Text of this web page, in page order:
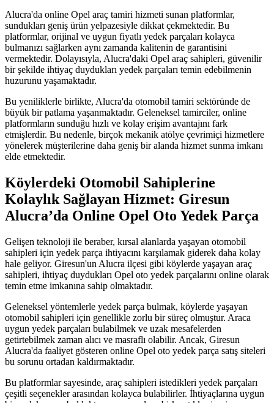
Alucra'da online Opel araç tamiri hizmeti sunan platformlar,
sundukları geniş ürün yelpazesiyle dikkat çekmektedir. Bu
platformlar, orijinal ve uygun fiyatlı yedek parçaları kolayca
bulmanızı sağlarken aynı zamanda kalitenin de garantisini
vermektedir. Dolayısıyla, Alucra'daki Opel araç sahipleri, güvenilir
bir şekilde ihtiyaç duydukları yedek parçaları temin edebilmenin
huzurunu yaşamaktadır.
Bu yeniliklerle birlikte, Alucra'da otomobil tamiri sektöründe de
büyük bir patlama yaşanmaktadır. Geleneksel tamirciler, online
platformların sunduğu hızlı ve kolay erişim avantajını fark
etmişlerdir. Bu nedenle, birçok mekanik atölye çevrimiçi hizmetlere
yönelerek müşterilerine daha geniş bir alanda hizmet sunma imkanı
elde etmektedir.
Köylerdeki Otomobil Sahiplerine
Kolaylık Sağlayan Hizmet: Giresun
Alucra’da Online Opel Oto Yedek Parça
Gelişen teknoloji ile beraber, kırsal alanlarda yaşayan otomobil
sahipleri için yedek parça ihtiyacını karşılamak giderek daha kolay
hale geliyor. Giresun'un Alucra ilçesi gibi köylerde yaşayan araç
sahipleri, ihtiyaç duydukları Opel oto yedek parçalarını online olarak
temin etme imkanına sahip olmaktadır.
Geleneksel yöntemlerle yedek parça bulmak, köylerde yaşayan
otomobil sahipleri için genellikle zorlu bir süreç olmuştur. Araca
uygun yedek parçaları bulabilmek ve uzak mesafelerden
getirtebilmek zaman alıcı ve masraflı olabilir. Ancak, Giresun
Alucra'da faaliyet gösteren online Opel oto yedek parça satış siteleri
bu sorunu ortadan kaldırmaktadır.
Bu platformlar sayesinde, araç sahipleri istedikleri yedek parçaları
çeşitli seçenekler arasından kolayca bulabilirler. İhtiyaçlarına uygun